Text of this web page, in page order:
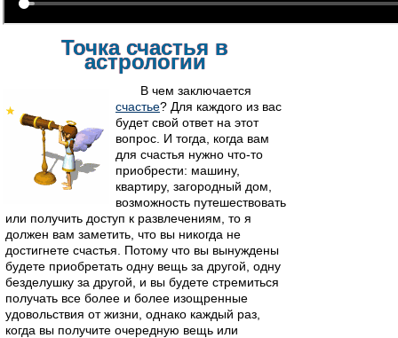
Точка счастья в
астрологии
В чем заключается
счастье? Для каждого из вас
будет свой ответ на этот
вопрос. И тогда, когда вам
для счастья нужно что-то
приобрести: машину,
квартиру, загородный дом,
возможность путешествовать
или получить доступ к развлечениям, то я
должен вам заметить, что вы никогда не
достигнете счастья. Потому что вы вынуждены
будете приобретать одну вещь за другой, одну
безделушку за другой, и вы будете стремиться
получать все более и более изощренные
удовольствия от жизни, однако каждый раз,
когда вы получите очередную вещь или